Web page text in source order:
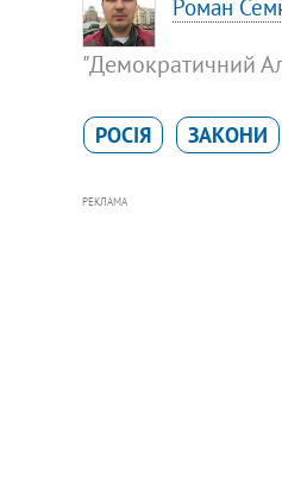
Роман
"Демократичний
РОСІЯ ЗАКОНИ
РЕКЛАМА